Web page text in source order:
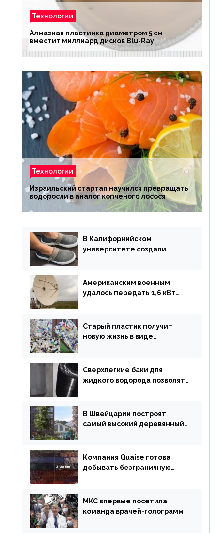
Технологии
Алмазная пластинка диаметром 5 см
вместит миллиард дисков Blu-Ray
Технологии
Израильский стартап научился превращать
водоросли в аналог копченого лосося
В Калифорнийском
университете создали
Американским военным
удалось передать 1,6 кВт
Старый пластик получит
новую жизнь в виде
Сверхлегкие баки для
жидкого водорода позволят
В Швейцарии построят
самый высокий деревянный
Компания Quaise готова
добывать безграничную
МКС впервые посетила
команда врачей-голограмм